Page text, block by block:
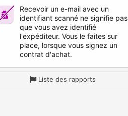
Recevoir un e-mail avec un
identifiant scanné ne signifie pas
que vous avez identifié
l'expéditeur. Vous le faites sur
place, lorsque vous signez un
contrat d'achat.
Liste des rapports